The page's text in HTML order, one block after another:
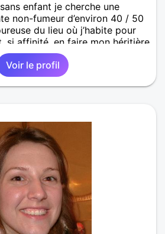
enfant je cherche une
non-fumeur d’environ 40 / 50
du lieu où j’habite pour
si affinité, en faire mon héritière
pour éviter les droits de
pas, avoir 1 ou 2
si elle aime les fleurs, le
les animaux et la vie à la
que dans mon cas elle est plus
poisson, capricorne et
cancer, bélier et scorpion ;
eux que l’optimum serait avec
bœuf 1973 (ou185), voire
ou dragon 1976 et à la limite
1971 ou 1983 (les signes
ans avec changement vers la
capricornes)
Voir le profil